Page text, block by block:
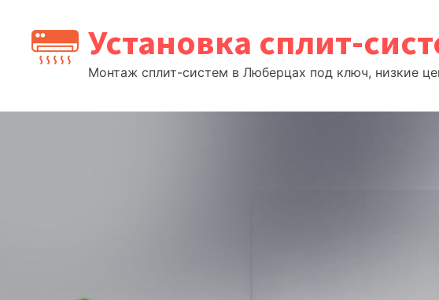
содержимому Установка сплит-
Монтаж сплит-систем в Люберцах под ключ, низкие